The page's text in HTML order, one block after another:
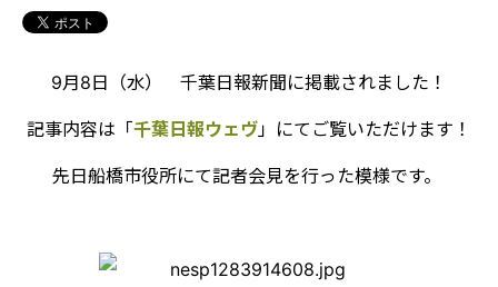
9月8日（水） 千葉日報新聞に掲載されました！
記事内容は「千葉日報ウェヴ」にてご覧いただけます！
先日船橋市役所にて記者会見を行った模様です。